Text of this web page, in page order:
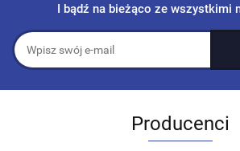
I bądź na bieżąco ze wszystkimi
Producenci